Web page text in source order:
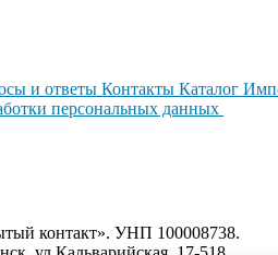
и ответы Контакты Каталог
персональных данных
контакт». УНП 100008738.